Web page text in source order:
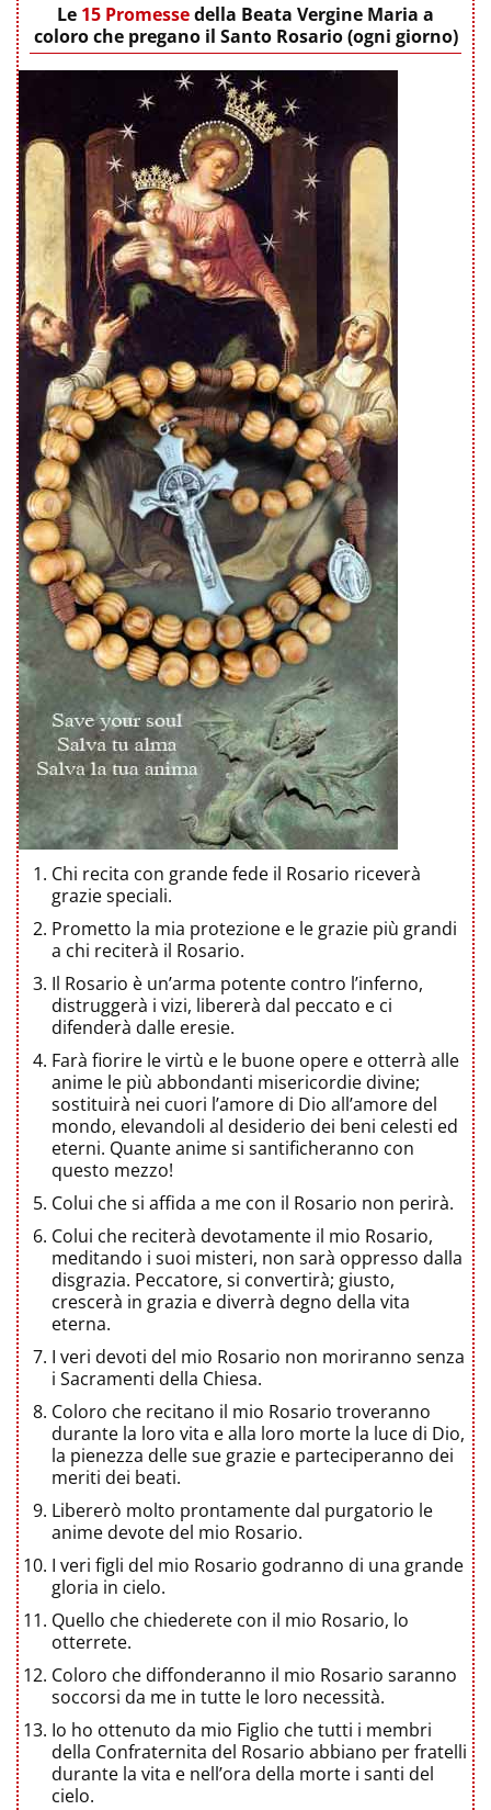
Le 15 Promessedella Beata Vergine Maria a
coloro che pregano il Santo Rosario (ogni giorno)
Chi recita con grande fede il Rosario riceverà
grazie speciali.
Prometto la mia protezione e le grazie più grandi
a chi reciterà il Rosario.
Il Rosario è un’arma potente contro l’inferno,
distruggerà i vizi, libererà dal peccato e ci
difenderà dalle eresie.
Farà fiorire le virtù e le buone opere e otterrà alle
anime le più abbondanti misericordie divine;
sostituirà nei cuori l’amore di Dio all’amore del
mondo, elevandoli al desiderio dei beni celesti ed
eterni. Quante anime si santificheranno con
questo mezzo!
Colui che si affida a me con il Rosario non perirà.
Colui che reciterà devotamente il mio Rosario,
meditando i suoi misteri, non sarà oppresso dalla
disgrazia. Peccatore, si convertirà; giusto,
crescerà in grazia e diverrà degno della vita
eterna.
I veri devoti del mio Rosario non moriranno senza
i Sacramenti della Chiesa.
Coloro che recitano il mio Rosario troveranno
durante la loro vita e alla loro morte la luce di Dio,
la pienezza delle sue grazie e parteciperanno dei
meriti dei beati.
Libererò molto prontamente dal purgatorio le
anime devote del mio Rosario.
I veri figli del mio Rosario godranno di una grande
gloria in cielo.
Quello che chiederete con il mio Rosario, lo
otterrete.
Coloro che diffonderanno il mio Rosario saranno
soccorsi da me in tutte le loro necessità.
Io ho ottenuto da mio Figlio che tutti i membri
della Confraternita del Rosario abbiano per fratelli
durante la vita e nell’ora della morte i santi del
cielo.